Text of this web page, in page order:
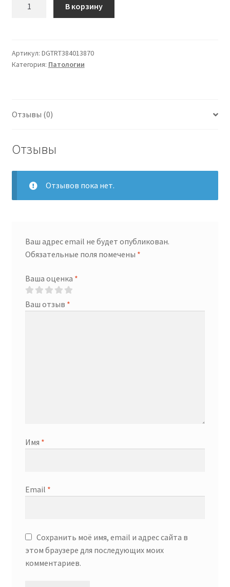
Diet
Feline
ПАКЕТИКАХ,
85
В корзину
Артикул: DGTRT384013870
Категория: Патологии
Отзывы (0)
Отзывы
Отзывов пока нет.
Ваш адрес email не будет опубликован.
Обязательные поля помечены *
Ваша оценка *
Ваш отзыв *
Имя *
Email *
Сохранить моё имя, email и адрес сайта в
этом браузере для последующих моих
комментариев.